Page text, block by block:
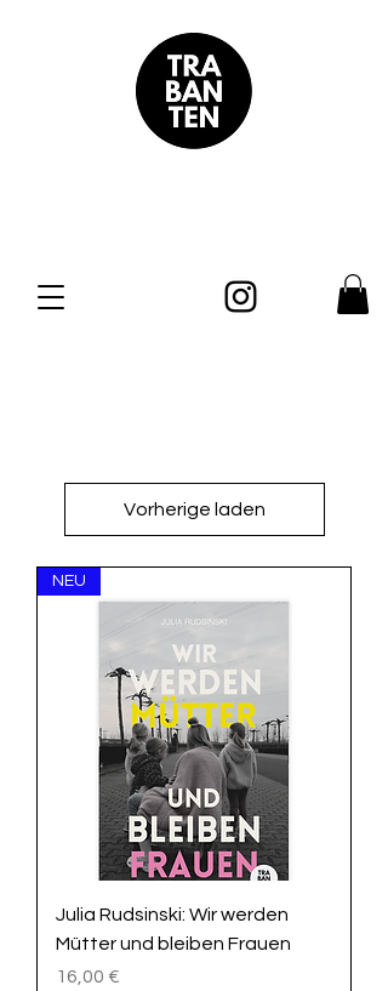
Vorherige laden
NEU
Julia Rudsinski: Wir werden
Mütter und bleiben Frauen
Preis
16,00 €